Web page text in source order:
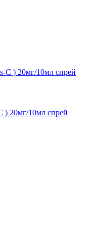
20мг/10мл спрей